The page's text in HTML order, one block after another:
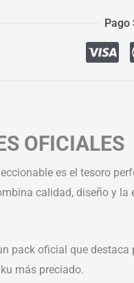
Pago
OFICIALES
es el tesoro
calidad, diseño y
pack oficial que
más preciado.